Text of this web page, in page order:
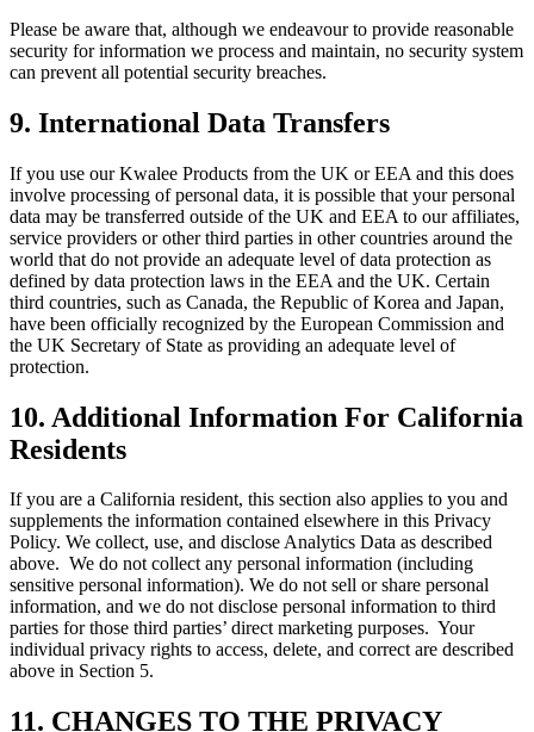
Please be aware that, although we endeavour to provide reasonable
security for information we process and maintain, no security system
can prevent all potential security breaches.
9. International Data Transfers
If you use our Kwalee Products from the UK or EEA and this does
involve processing of personal data, it is possible that your personal
data may be transferred outside of the UK and EEA to our affiliates,
service providers or other third parties in other countries around the
world that do not provide an adequate level of data protection as
defined by data protection laws in the EEA and the UK. Certain
third countries, such as Canada, the Republic of Korea and Japan,
have been officially recognized by the European Commission and
the UK Secretary of State as providing an adequate level of
protection.
10. Additional Information For California
Residents
If you are a California resident, this section also applies to you and
supplements the information contained elsewhere in this Privacy
Policy. We collect, use, and disclose Analytics Data as described
above. We do not collect any personal information (including
sensitive personal information). We do not sell or share personal
information, and we do not disclose personal information to third
parties for those third parties’ direct marketing purposes. Your
individual privacy rights to access, delete, and correct are described
above in Section 5.
11. CHANGES TO THE PRIVACY